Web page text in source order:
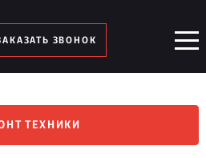
ЗВОНОК
ТЕХНИКИ